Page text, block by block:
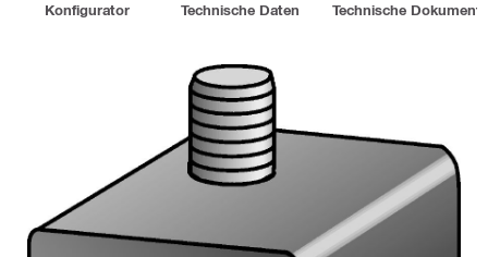
Konfigurator Technische Daten Technische Dokumente